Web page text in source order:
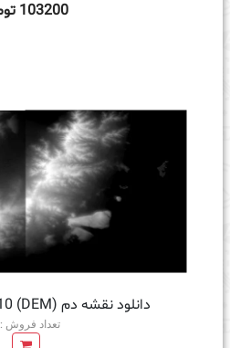
103200 تومان
دانلود نقشه دم (DEM) 10 متر شهر همدان
تعداد فروش : 6